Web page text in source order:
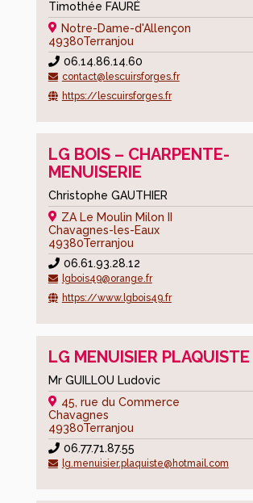
Timothée FAURÉ
Notre-Dame-d'Allençon
49380Terranjou
06.14.86.14.60
contact@lescuirsforges.fr
https://lescuirsforges.fr
LG BOIS – CHARPENTE-
MENUISERIE
Christophe GAUTHIER
ZA Le Moulin Milon II
Chavagnes-les-Eaux
49380Terranjou
06.61.93.28.12
lgbois49@orange.fr
https://www.lgbois49.fr
LG MENUISIER PLAQUISTE
Mr GUILLOU Ludovic
45, rue du Commerce
Chavagnes
49380Terranjou
06.77.71.87.55
lg.menuisier.plaquiste@hotmail.com